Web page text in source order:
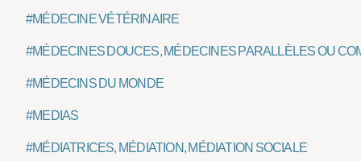
#MÉDECINE VÉTÉRINAIRE
#MÉDECINES DOUCES, MÉDECINES PARALLÈLES OU
#MÉDECINS DU MONDE
#MEDIAS
#MÉDIATRICES, MÉDIATION, MÉDIATION SOCIALE